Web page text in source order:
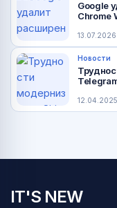
Google
Chrome
13.07.2026
Новости
12.04.2025
IT'S NEW